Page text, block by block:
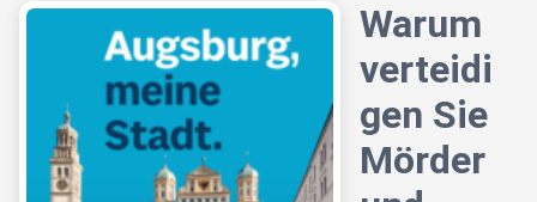
Warum
verteidi
gen Sie
Mörder